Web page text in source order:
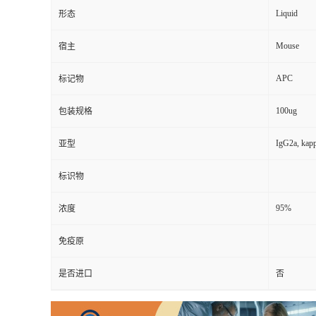
形态 Liquid
宿主 Mouse
标记物 APC
包装规格 100ug
亚型 IgG2a,
标识物
浓度 95%
免疫原
是否进口 否